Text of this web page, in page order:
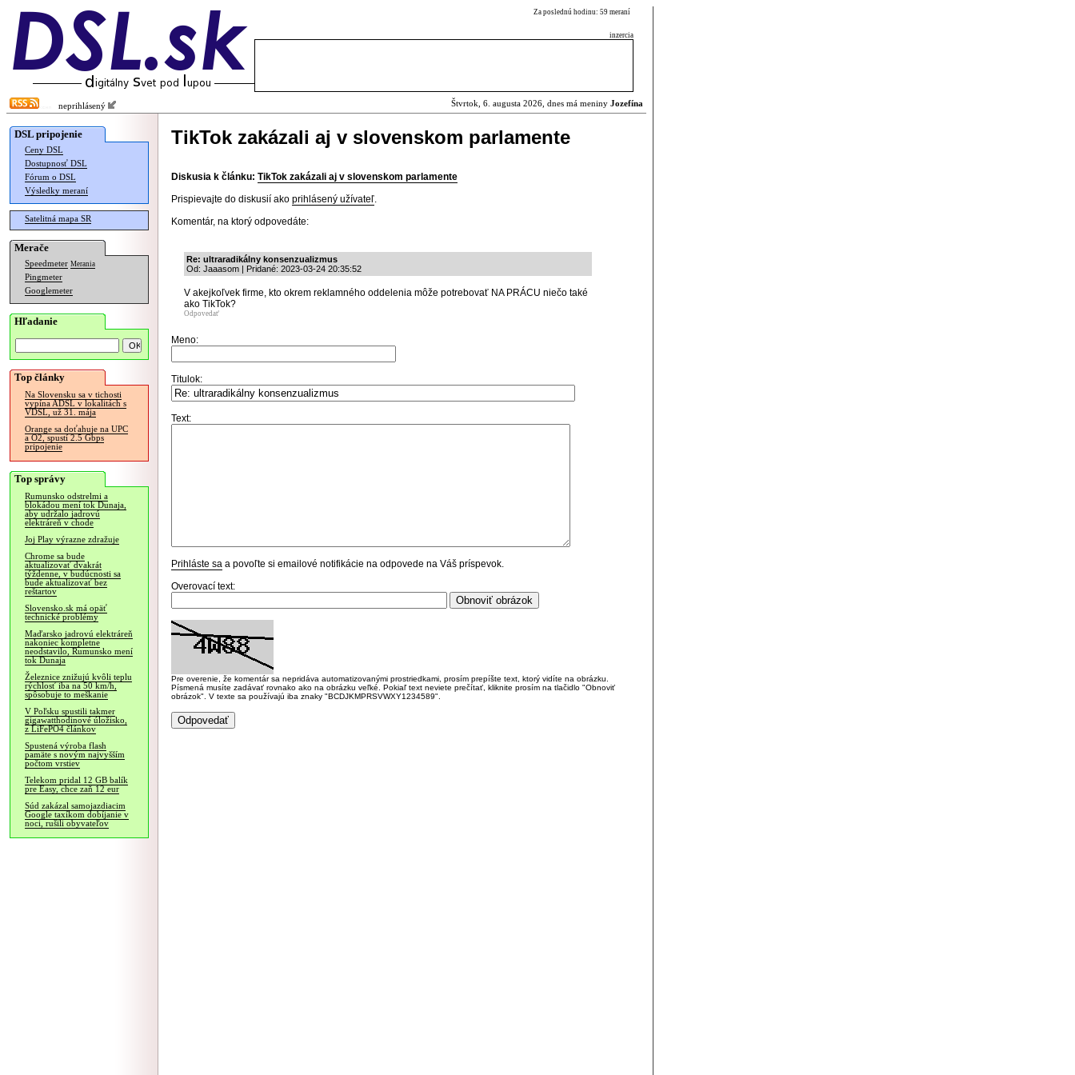
Za poslednú hodinu: 59 meraní
inzercia
neprihlásený Štvrtok, 6. augusta 2026, dnes má meniny Jozefína
DSL pripojenie
Ceny DSL
Dostupnosť DSL
Fórum o DSL
Výsledky meraní
Satelitná mapa SR
Merače
Speedmeter Merania
Pingmeter
Googlemeter
Hľadanie
Top články
Na Slovensku sa v tichosti
vypína ADSL v lokalitách s
VDSL, už 31. mája
Orange sa doťahuje na UPC
a O2, spustí 2.5 Gbps
pripojenie
Top správy
Rumunsko odstrelmi a
blokádou mení tok Dunaja,
aby udržalo jadrovú
elektráreň v chode
Joj Play výrazne zdražuje
Chrome sa bude
aktualizovať dvakrát
týždenne, v budúcnosti sa
bude aktualizovať bez
reštartov
Slovensko.sk má opäť
technické problémy
Maďarsko jadrovú elektráreň
nakoniec kompletne
neodstavilo, Rumunsko mení
tok Dunaja
Železnice znižujú kvôli teplu
rýchlosť iba na 50 km/h,
spôsobuje to meškanie
V Poľsku spustili takmer
gigawatthodinové úložisko,
z LiFePO4 článkov
Spustená výroba flash
pamäte s novým najvyšším
počtom vrstiev
Telekom pridal 12 GB balík
pre Easy, chce zaň 12 eur
Súd zakázal samojazdiacim
Google taxíkom dobíjanie v
noci, rušili obyvateľov
TikTok zakázali aj v slovenskom parlamente
Diskusia k článku: TikTok zakázali aj v slovenskom parlamente
Prispievajte do diskusií ako prihlásený užívateľ.
Komentár, na ktorý odpovedáte:
Re: ultraradikálny konsenzualizmus
Od: Jaaasom | Pridané: 2023-03-24 20:35:52
V akejkoľvek firme, kto okrem reklamného oddelenia môže potrebovať NA PRÁCU niečo také
ako TikTok?
Odpovedať
Meno:
Titulok:
Text:
Prihláste sa a povoľte si emailové notifikácie na odpovede na Váš príspevok.
Overovací text:
Pre overenie, že komentár sa nepridáva automatizovanými prostriedkami, prosím prepíšte text, ktorý vidíte na obrázku.
Písmená musíte zadávať rovnako ako na obrázku veľké. Pokiaľ text neviete prečítať, kliknite prosím na tlačidlo "Obnoviť
obrázok". V texte sa používajú iba znaky "BCDJKMPRSVWXY1234589".